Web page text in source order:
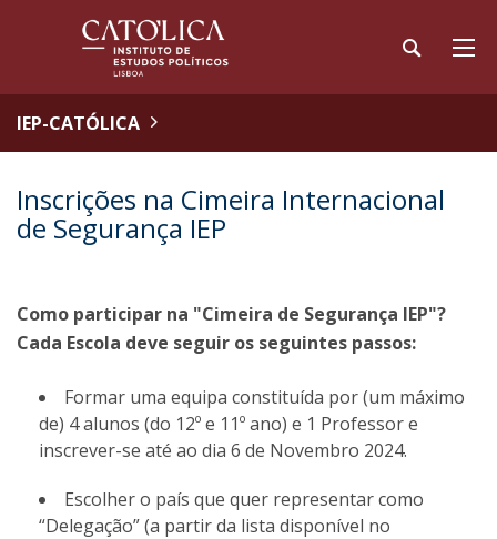
IEP-CATÓLICA
Inscrições na Cimeira Internacional
de Segurança IEP
Como participar na "Cimeira de Segurança IEP"?
Cada Escola deve seguir os seguintes passos:
Formar uma equipa constituída por (um máximo
de) 4 alunos (do 12º e 11º ano) e 1 Professor e
inscrever-se até ao dia 6 de Novembro 2024.
Escolher o país que quer representar como
“Delegação” (a partir da lista disponível no